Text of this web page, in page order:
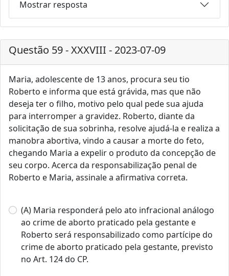
Mostrar resposta
Questão 59 - XXXVIII - 2023-07-09
Maria, adolescente de 13 anos, procura seu tio
Roberto e informa que está grávida, mas que não
deseja ter o filho, motivo pelo qual pede sua ajuda
para interromper a gravidez. Roberto, diante da
solicitação de sua sobrinha, resolve ajudá-la e realiza a
manobra abortiva, vindo a causar a morte do feto,
chegando Maria a expelir o produto da concepção de
seu corpo. Acerca da responsabilização penal de
Roberto e Maria, assinale a afirmativa correta.
(A) Maria responderá pelo ato infracional análogo
ao crime de aborto praticado pela gestante e
Roberto será responsabilizado como partícipe do
crime de aborto praticado pela gestante, previsto
no Art. 124 do CP.